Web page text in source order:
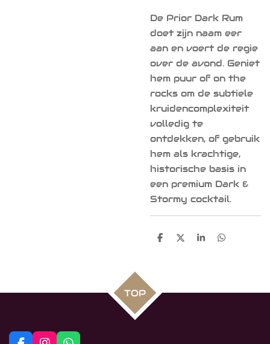
De Prior Dark Rum
doet zijn naam eer
aan en voert de regie
over de avond. Geniet
hem puur of on the
rocks om de subtiele
kruidencomplexiteit
volledig te
ontdekken, of gebruik
hem als krachtige,
historische basis in
een premium Dark &
Stormy cocktail.
D
D
S
D
TOP